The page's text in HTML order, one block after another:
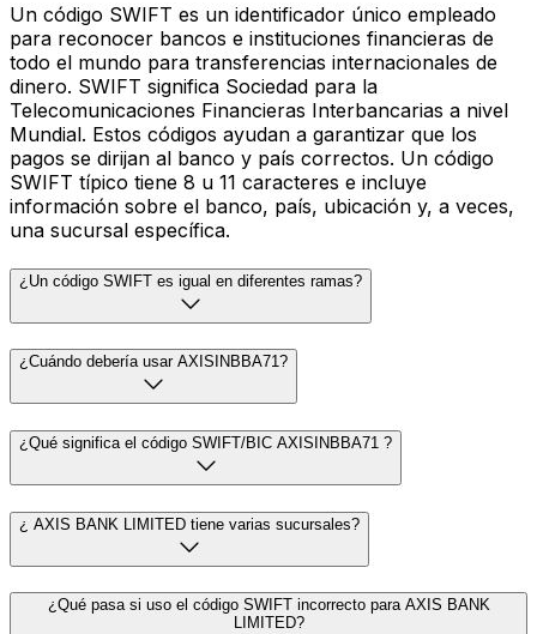
Un código SWIFT es un identificador único empleado
para reconocer bancos e instituciones financieras de
todo el mundo para transferencias internacionales de
dinero. SWIFT significa Sociedad para la
Telecomunicaciones Financieras Interbancarias a nivel
Mundial. Estos códigos ayudan a garantizar que los
pagos se dirijan al banco y país correctos. Un código
SWIFT típico tiene 8 u 11 caracteres e incluye
información sobre el banco, país, ubicación y, a veces,
una sucursal específica.
¿Un código SWIFT es igual en diferentes ramas?
¿Cuándo debería usar AXISINBBA71?
¿Qué significa el código SWIFT/BIC AXISINBBA71 ?
¿ AXIS BANK LIMITED tiene varias sucursales?
¿Qué pasa si uso el código SWIFT incorrecto para AXIS BANK
LIMITED?